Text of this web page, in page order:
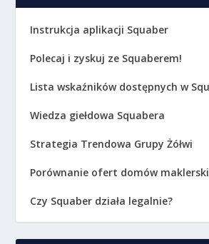
Instrukcja aplikacji Squaber
Polecaj i zyskuj ze Squaberem!
Lista wskaźników dostępnych w
Wiedza giełdowa Squabera
Strategia Trendowa Grupy Żółwi
Porównanie ofert domów
Czy Squaber działa legalnie?